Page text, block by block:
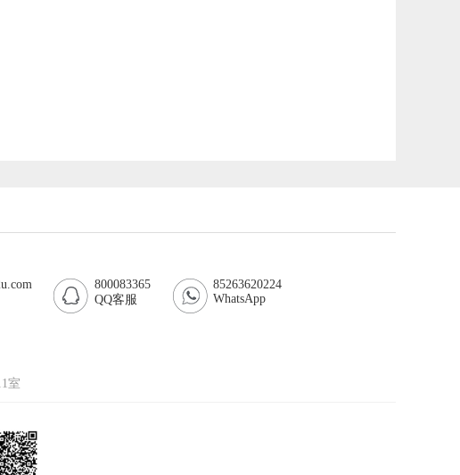
800083365
QQ客服
85263620224
WhatsApp
室